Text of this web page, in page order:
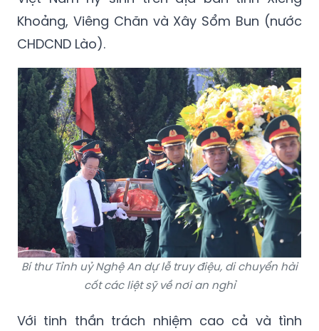
Khoảng, Viêng Chăn và Xây Sổm Bun (nước
CHDCND Lào).
Bí thư Tỉnh uỷ Nghệ An dự lễ truy điệu, di chuyển hài
cốt các liệt sỹ về nơi an nghỉ
Với tinh thần trách nhiệm cao cả và tình